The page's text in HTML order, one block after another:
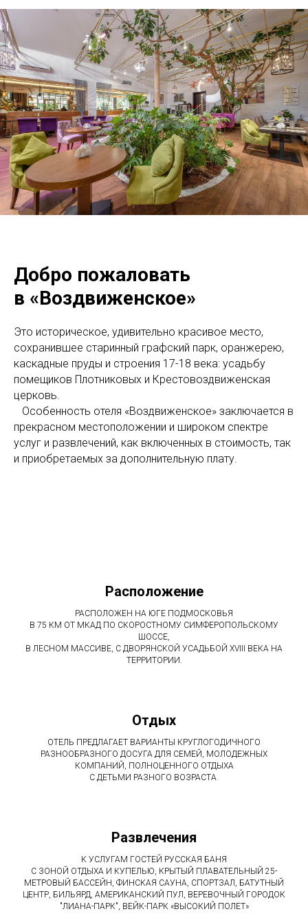
Добро пожаловать
в «Воздвиженское»
Это историческое, удивительно красивое место,
сохранившее старинный графский парк, оранжерею,
каскадные пруды и строения 17-18 века: усадьбу
помещиков Плотниковых и Крестовоздвиженская
церковь.
⠀Особенность отеля «Воздвиженское» заключается в
прекрасном местоположении и широком спектре
услуг и развлечений, как включенных в стоимость, так
и приобретаемых за дополнительную плату.
Расположение
РАСПОЛОЖЕН НА ЮГЕ ПОДМОСКОВЬЯ
В 75 КМ ОТ МКАД ПО СКОРОСТНОМУ СИМФЕРОПОЛЬСКОМУ
ШОССЕ,
В ЛЕСНОМ МАССИВЕ, С ДВОРЯНСКОЙ УСАДЬБОЙ XVIII ВЕКА НА
ТЕРРИТОРИИ.
Отдых
ОТЕЛЬ ПРЕДЛАГАЕТ ВАРИАНТЫ КРУГЛОГОДИЧНОГО
РАЗНООБРАЗНОГО ДОСУГА ДЛЯ СЕМЕЙ, МОЛОДЕЖНЫХ
КОМПАНИЙ, ПОЛНОЦЕННОГО ОТДЫХА
С ДЕТЬМИ РАЗНОГО ВОЗРАСТА.
Развлечения
К УСЛУГАМ ГОСТЕЙ РУССКАЯ БАНЯ
С ЗОНОЙ ОТДЫХА И КУПЕЛЬЮ, КРЫТЫЙ ПЛАВАТЕЛЬНЫЙ 25-
МЕТРОВЫЙ БАССЕЙН, ФИНСКАЯ САУНА, СПОРТЗАЛ, БАТУТНЫЙ
ЦЕНТР, БИЛЬЯРД, АМЕРИКАНСКИЙ ПУЛ, ВЕРЕВОЧНЫЙ ГОРОДОК
"ЛИАНА-ПАРК", ВЕЙК-ПАРК «ВЫСОКИЙ ПОЛЕТ»